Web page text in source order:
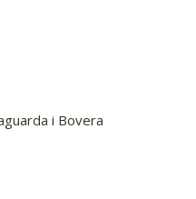
i Bovera